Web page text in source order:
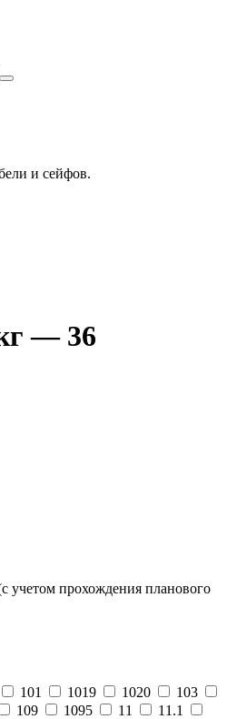
и сейфов.
— 36
учетом прохождения планового
101 1019 1020
103
109 1095 11
11.1